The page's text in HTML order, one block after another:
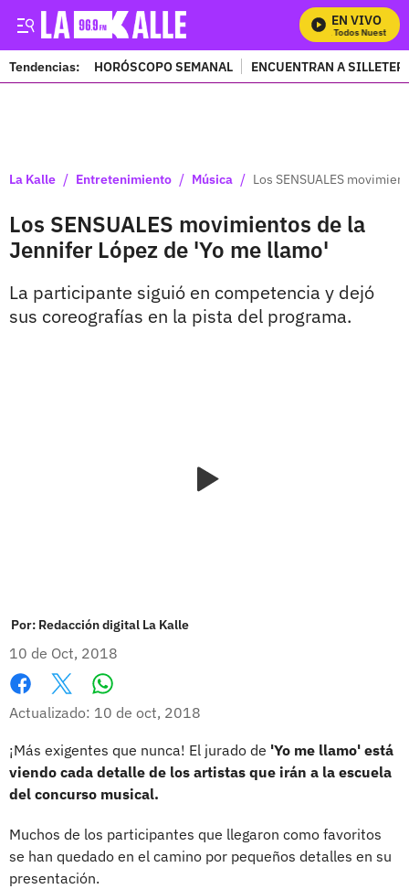
EN VIVO
Mira Todos Nuestros
Tendencias: HORÓSCOPO SEMANAL ENCUENTRAN A
La Kalle / Entretenimiento / Música / Los SENSUALES
Los SENSUALES movimientos de la
Jennifer López de 'Yo me llamo'
La participante siguió en competencia y dejó
sus coreografías en la pista del programa.
Por: Redacción digital La Kalle
10 de Oct, 2018
Facebook
X Whatsapp
Actualizado: 10 de oct, 2018
¡Más exigentes que nunca! El jurado de 'Yo me llamo' está
viendo cada detalle de los artistas que irán a la escuela
del concurso musical.
Muchos de los participantes que llegaron como favoritos
se han quedado en el camino por pequeños detalles en su
presentación.